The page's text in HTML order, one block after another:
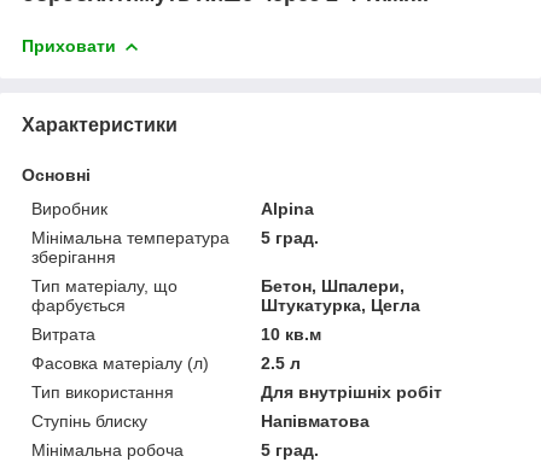
Приховати
Характеристики
Основні
Виробник
Alpina
Мінімальна температура
зберігання
5 град.
Тип матеріалу, що
фарбується
Бетон, Шпалери,
Штукатурка, Цегла
Витрата
10 кв.м
Фасовка матеріалу (л)
2.5 л
Тип використання
Для внутрішніх робіт
Ступінь блиску
Напівматова
Мінімальна робоча
5 град.